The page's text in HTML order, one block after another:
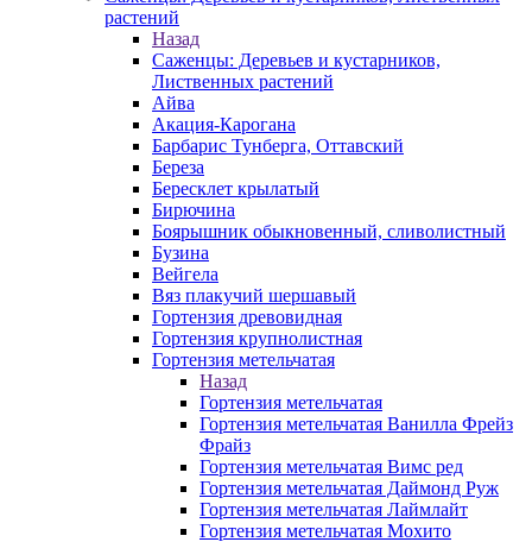
растений
Назад
Саженцы: Деревьев и кустарников,
Лиственных растений
Айва
Акация-Карогана
Барбарис Тунберга, Оттавский
Береза
Бересклет крылатый
Бирючина
Боярышник обыкновенный, сливолистный
Бузина
Вейгела
Вяз плакучий шершавый
Гортензия древовидная
Гортензия крупнолистная
Гортензия метельчатая
Назад
Гортензия метельчатая
Гортензия метельчатая Ванилла Фрейз
Фрайз
Гортензия метельчатая Вимс ред
Гортензия метельчатая Даймонд Руж
Гортензия метельчатая Лаймлайт
Гортензия метельчатая Мохито